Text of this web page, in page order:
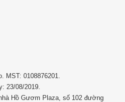
MST: 0108876201.
23/08/2019.
Hồ Gươm Plaza, số 102 đường